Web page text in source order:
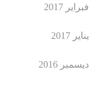
فبراير 2017
يناير 2017
ديسمبر 2016